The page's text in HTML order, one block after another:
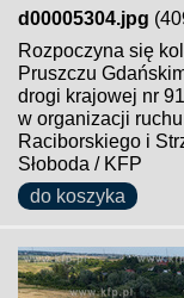
d00005304.jpg
Rozpoczyna się
Pruszczu
drogi krajowej nr
w organizacji
Raciborskiego i
Słoboda / KFP
do koszyka